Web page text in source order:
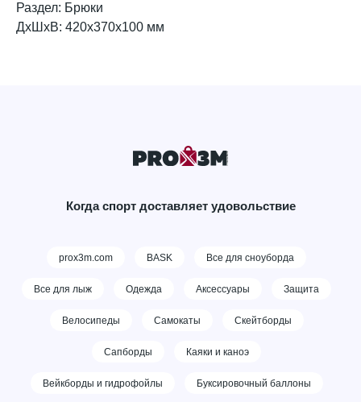
Раздел: Брюки
ДxШxВ: 420x370x100 мм
Когда спорт доставляет удовольствие
prox3m.com BASK Все для сноуборда
Все для лыж Одежда Аксессуары Защита
Велосипеды Самокаты Скейтборды
Сапборды Каяки и каноэ
Вейкборды и гидрофойлы Буксировочный баллоны